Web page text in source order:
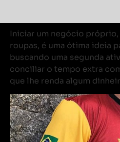
Iniciar um negócio próprio,
roupas, é uma ótima ideia
buscando uma segunda
conciliar o tempo extra
que lhe renda algum